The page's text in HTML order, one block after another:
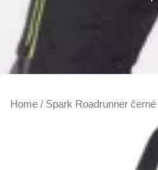
Home / Spark Roadrunner černé